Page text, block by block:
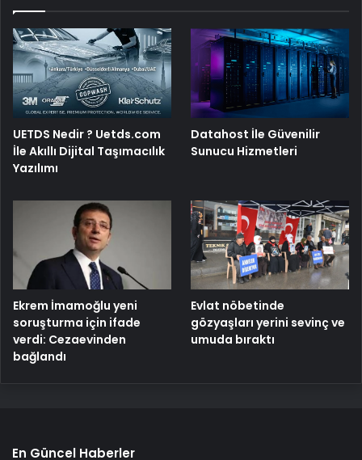
UETDS Nedir ? Uetds.com
İle Akıllı Dijital Taşımacılık
Yazılımı
Datahost İle Güvenilir
Sunucu Hizmetleri
Ekrem İmamoğlu yeni
soruşturma için ifade
verdi: Cezaevinden
bağlandı
Evlat nöbetinde
gözyaşları yerini sevinç ve
umuda bıraktı
En Güncel Haberler